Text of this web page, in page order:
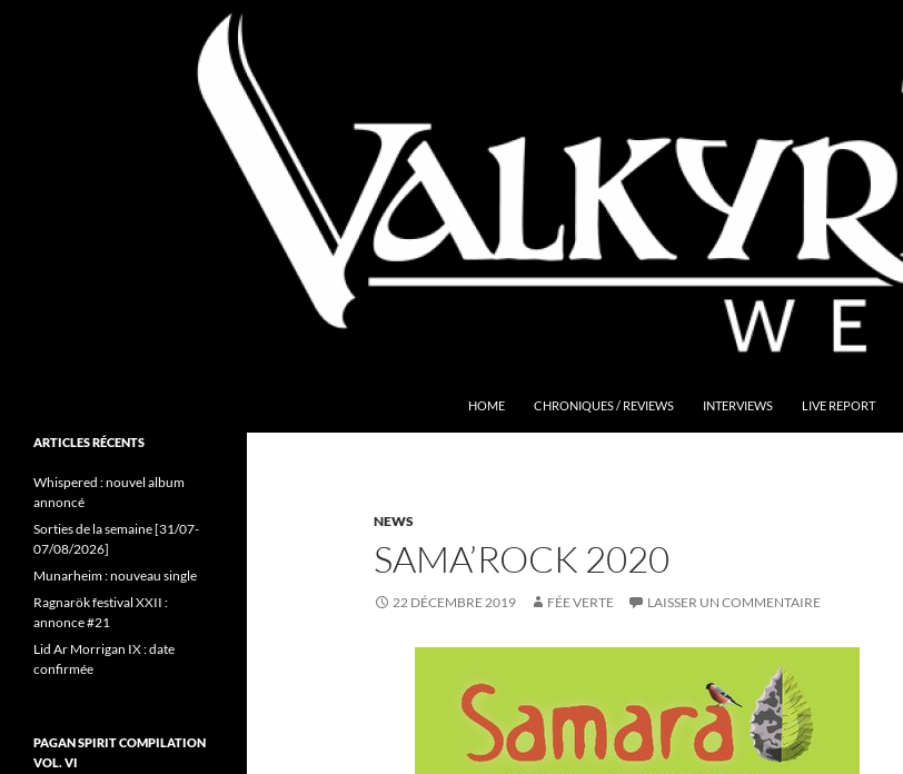
HOME CHRONIQUES / REVIEWS INTERVIEWS LIVE REPORT
NEWS
SAMA’ROCK 2020
22 DÉCEMBRE 2019 FÉE VERTE LAISSER UN COMMENTAIRE
Folk Pagan Webzine
ARTICLES RÉCENTS
Whispered : nouvel album
annoncé
Sorties de la semaine [31/07-
07/08/2026]
Munarheim : nouveau single
Ragnarök festival XXII :
annonce #21
Lid Ar Morrigan IX : date
confirmée
PAGAN SPIRIT COMPILATION
VOL. VI